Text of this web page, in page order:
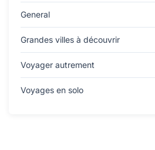
General
Grandes villes à découvrir
Voyager autrement
Voyages en solo